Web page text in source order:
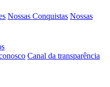
Nossas Conquistas Nossas
Canal da transparência